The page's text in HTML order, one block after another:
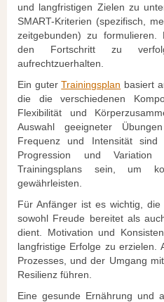
und langfristigen Zielen zu
SMART-Kriterien (spezifisch,
zeitgebunden) zu formulieren.
den Fortschritt zu
aufrechtzuerhalten.
Ein guterTrainingsplan basiert
die die verschiedenen
Flexibilität und
Auswahl geeigneter
Frequenz und Intensität sind
Progression und
Trainingsplans sein, um
gewährleisten.
Für Anfänger ist es wichtig,
sowohl Freude bereitet als
dient. Motivation und
langfristige Erfolge zu erzielen.
Prozesses, und der Umgang
Resilienz führen.
Eine gesunde Ernährung und